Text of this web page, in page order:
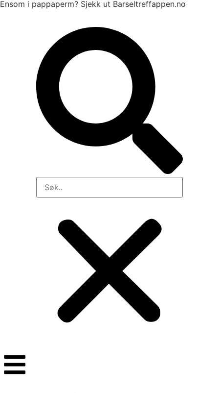
Ensom i pappaperm? Sjekk ut Barseltreffappen.no